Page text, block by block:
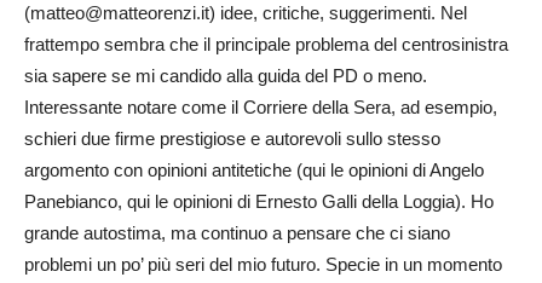
(matteo@matteorenzi.it) idee, critiche, suggerimenti. Nel
frattempo sembra che il principale problema del centrosinistra
sia sapere se mi candido alla guida del PD o meno.
Interessante notare come il Corriere della Sera, ad esempio,
schieri due firme prestigiose e autorevoli sullo stesso
argomento con opinioni antitetiche (qui le opinioni di Angelo
Panebianco, qui le opinioni di Ernesto Galli della Loggia). Ho
grande autostima, ma continuo a pensare che ci siano
problemi un po’ più seri del mio futuro. Specie in un momento